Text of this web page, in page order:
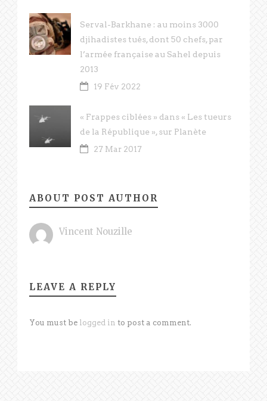
Serval-Barkhane : au moins 3000
djihadistes tués, dont 50 chefs, par
l’armée française au Sahel depuis
2013
19 Fév 2022
« Frappes ciblées » dans « Les tueurs
de la République », sur Planète
27 Mar 2017
ABOUT POST AUTHOR
Vincent Nouzille
LEAVE A REPLY
You must be logged in to post a comment.